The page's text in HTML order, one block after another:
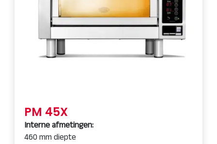
PM 45X
Interne afmetingen:
460 mm diepte